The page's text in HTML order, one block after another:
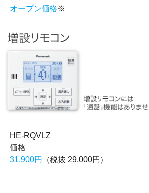
オープン価格※
HE-RQVLZ
価格
31,900円
（税抜 29,000円）